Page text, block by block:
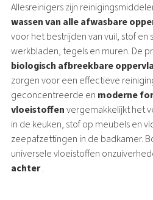
Allesreinigers zijn
wassen van alle afwasbare
voor het bestrijden van vuil, stof en
werkbladen, tegels en muren. De
biologisch afbreekbare
zorgen voor een effectieve
geconcentreerde en moderne
vloeistoffenvergemakkelijkt het
in de keuken, stof op meubels en
zeepafzettingen in de badkamer.
universele vloeistoffen
achter.